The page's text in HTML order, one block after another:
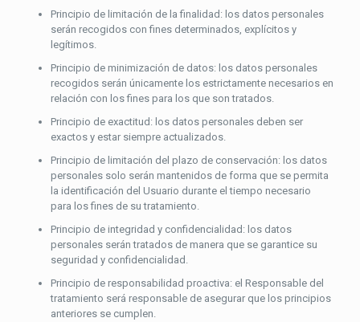
Principio de limitación de la finalidad: los datos personales
serán recogidos con fines determinados, explícitos y
legítimos.
Principio de minimización de datos: los datos personales
recogidos serán únicamente los estrictamente necesarios en
relación con los fines para los que son tratados.
Principio de exactitud: los datos personales deben ser
exactos y estar siempre actualizados.
Principio de limitación del plazo de conservación: los datos
personales solo serán mantenidos de forma que se permita
la identificación del Usuario durante el tiempo necesario
para los fines de su tratamiento.
Principio de integridad y confidencialidad: los datos
personales serán tratados de manera que se garantice su
seguridad y confidencialidad.
Principio de responsabilidad proactiva: el Responsable del
tratamiento será responsable de asegurar que los principios
anteriores se cumplen.